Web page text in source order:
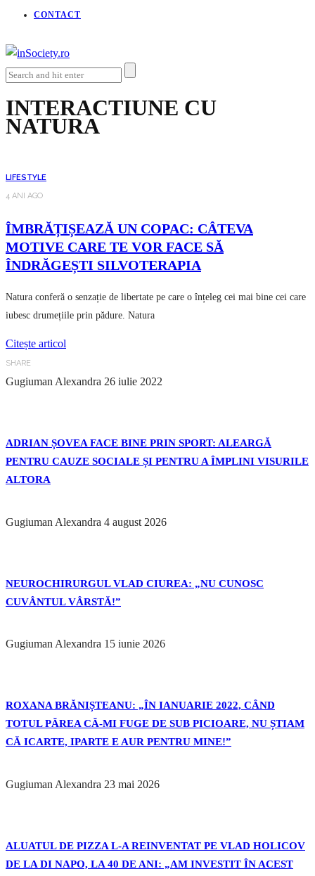
CONTACT
INTERACTIUNE CU
NATURA
LIFESTYLE
4 ANI AGO
ÎMBRĂȚIȘEAZĂ UN COPAC: CÂTEVA
MOTIVE CARE TE VOR FACE SĂ
ÎNDRĂGEȘTI SILVOTERAPIA
Natura conferă o senzație de libertate pe care o înțeleg cei mai bine cei care
iubesc drumețiile prin pădure. Natura
Citește articol
SHARE
Gugiuman Alexandra 26 iulie 2022
ADRIAN ȘOVEA FACE BINE PRIN SPORT: ALEARGĂ
PENTRU CAUZE SOCIALE ȘI PENTRU A ÎMPLINI VISURILE
ALTORA
Gugiuman Alexandra 4 august 2026
NEUROCHIRURGUL VLAD CIUREA: „NU CUNOSC
CUVÂNTUL VÂRSTĂ!”
Gugiuman Alexandra 15 iunie 2026
ROXANA BRĂNIȘTEANU: „ÎN IANUARIE 2022, CÂND
TOTUL PĂREA CĂ-MI FUGE DE SUB PICIOARE, NU ȘTIAM
CĂ ICARTE, IPARTE E AUR PENTRU MINE!”
Gugiuman Alexandra 23 mai 2026
ALUATUL DE PIZZA L-A REINVENTAT PE VLAD HOLICOV
DE LA DI NAPO, LA 40 DE ANI: „AM INVESTIT ÎN ACEST